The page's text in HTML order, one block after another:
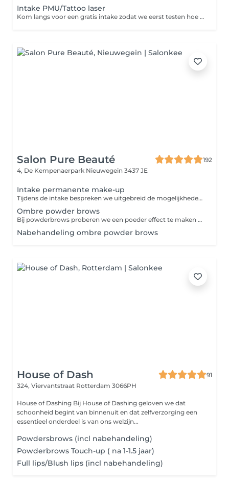
Intake PMU/Tattoo laser
Kom langs voor een gratis intake zodat we eerst testen hoe je huid reageert op de laser. Als je na 48 uur geen reactie hebt van de laser kunnen we een afspraak inplannen voor het verwijderen van je PMU/Tattoo.
Salon Pure Beauté
192
4, De Kempenaerpark Nieuwegein 3437 JE
Intake permanente make-up
Tijdens de intake bespreken we uitgebreid de mogelijkheden van permanente make-up, kunt u al uw vragen stellen en laten wij zien wat het beste bij u past.
Ombre powder brows
Bij powderbrows proberen we een poeder effect te maken bij de wenkbrauwen. De voorkant van de wenkbrauwen maken we lichter, zodat we een heel natuurlijk resultaat geven aan de wenkbrauwen. Het lijkt het net alsof de wenkbrauw met een potlood of poeder licht zijn ingekleurd. De prijs is incl. na behandeling binnen 2 maanden.
Nabehandeling ombre powder brows
House of Dash
91
324, Viervantstraat Rotterdam 3066PH
House of Dashing Bij House of Dashing geloven we dat
schoonheid begint van binnenuit en dat zelfverzorging een
essentieel onderdeel is van ons welzijn...
Powdersbrows (incl nabehandeling)
Powderbrows Touch-up ( na 1-1.5 jaar)
Full lips/Blush lips (incl nabehandeling)